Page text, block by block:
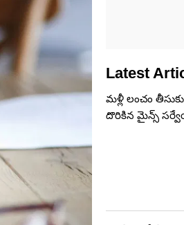
Latest
మళ్లీ లంచం
దొరికిన మైన్స్